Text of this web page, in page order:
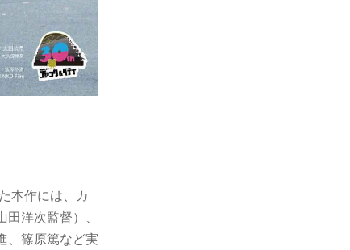
本作には、カ
洋次監督）、
、篠原篤など実